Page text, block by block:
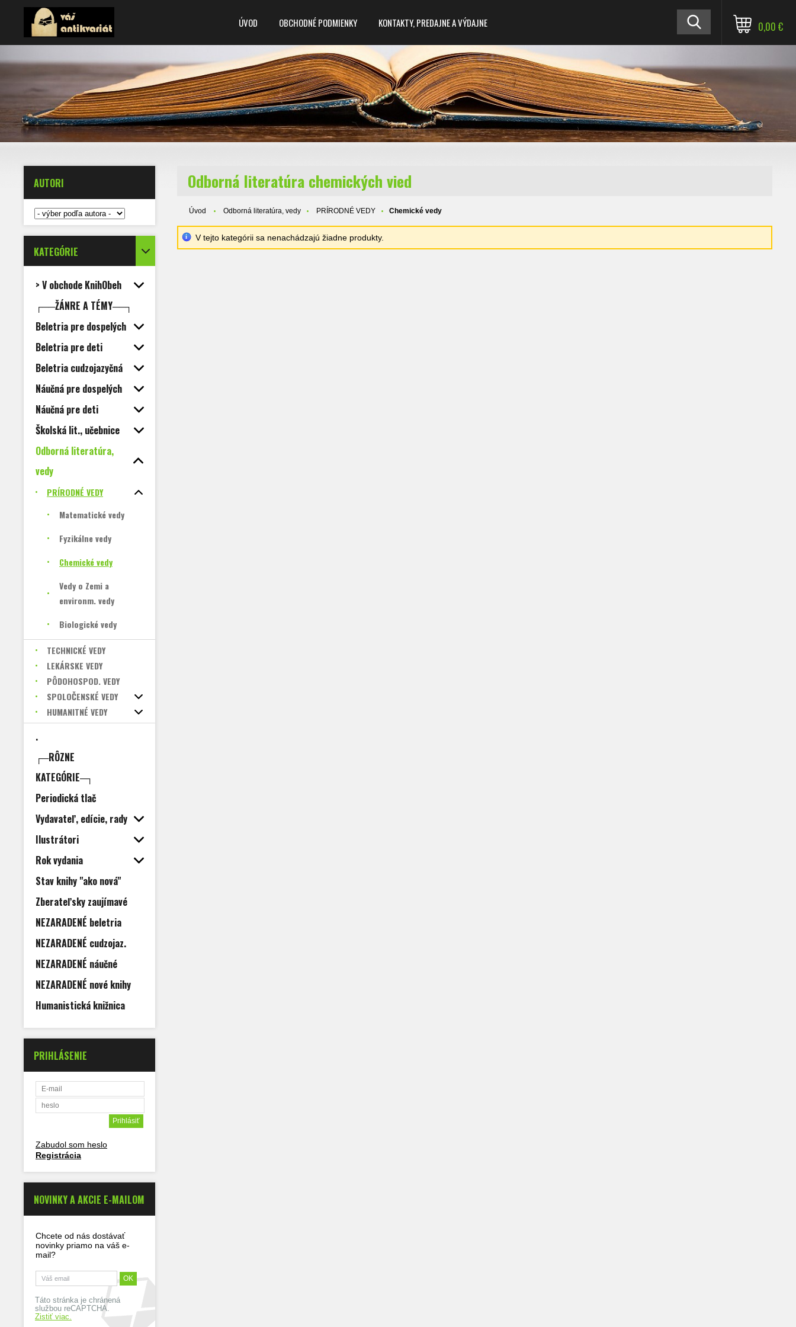
ÚVOD OBCHODNÉ PODMIENKY KONTAKTY, PREDAJNE A VÝDAJNE 0,00 €
AUTORI
KATEGÓRIE
> V obchode KnihObeh
┌──ŽÁNRE A TÉMY──┐
Beletria pre dospelých
Beletria pre deti
Beletria cudzojazyčná
Náučná pre dospelých
Náučná pre deti
Školská lit., učebnice
Odborná literatúra,
vedy
PRÍRODNÉ VEDY
Matematické vedy
Fyzikálne vedy
Chemické vedy
Vedy o Zemi a
environm. vedy
Biologické vedy
TECHNICKÉ VEDY
LEKÁRSKE VEDY
PÔDOHOSPOD. VEDY
SPOLOČENSKÉ VEDY
HUMANITNÉ VEDY
.
┌─RÔZNE
KATEGÓRIE─┐
Periodická tlač
Vydavateľ, edície, rady
Ilustrátori
Rok vydania
Stav knihy "ako nová"
Zberateľsky zaujímavé
NEZARADENÉ beletria
NEZARADENÉ cudzojaz.
NEZARADENÉ náučné
NEZARADENÉ nové knihy
Humanistická knižnica
PRIHLÁSENIE
Zabudol som heslo
Registrácia
NOVINKY A AKCIE E-MAILOM
Chcete od nás dostávať
novinky priamo na váš e-
mail?
Táto stránka je chránená
službou reCAPTCHA.
Zistiť viac.
Odborná literatúra chemických vied
Úvod Odborná literatúra, vedy PRÍRODNÉ VEDY Chemické vedy
V tejto kategórii sa nenachádzajú žiadne produkty.